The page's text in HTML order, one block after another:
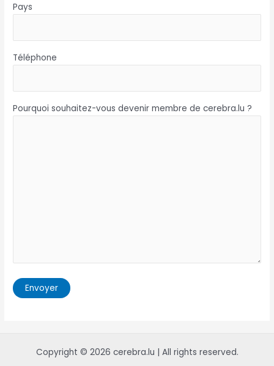
Pays
Téléphone
Pourquoi souhaitez-vous devenir membre de cerebra.lu ?
Copyright © 2026 cerebra.lu | All rights reserved.